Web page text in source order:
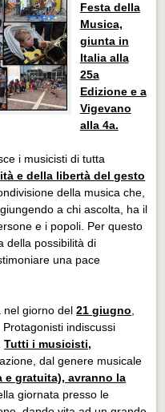
Festa della
Musica,
giunta in
Italia alla
25a
Edizione e a
Vigevano
alla 4a.
i musicisti di tutta
e della libertà del gesto
della musica che,
a chi ascolta, ha il
e i popoli. Per questo
della possibilità di
una pace
nel giorno del21 giugno,
indiscussi
Tutti i musicisti,
dal genere musicale
e gratuita), avranno la
giornata presso le